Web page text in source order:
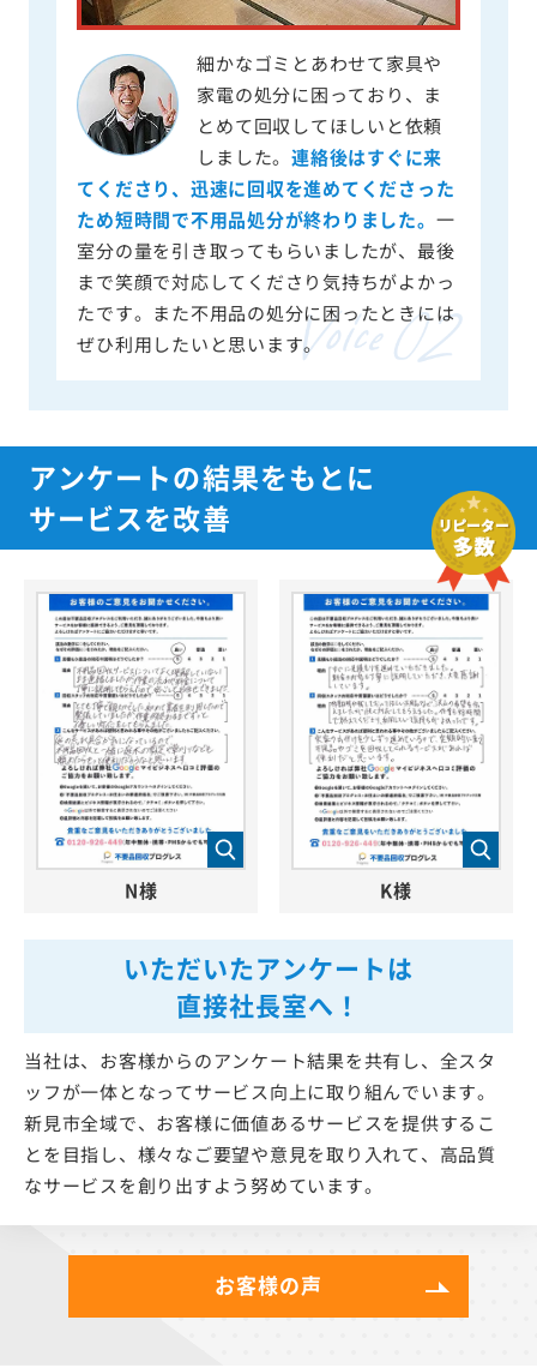
細かなゴミとあわせて家具や
家電の処分に困っており、ま
とめて回収してほしいと依頼
しました。連絡後はすぐに来
てくださり、迅速に回収を進めてくださった
ため短時間で不用品処分が終わりました。 一
室分の量を引き取ってもらいましたが、最後
まで笑顔で対応してくださり気持ちがよかっ
たです。また不用品の処分に困ったときには
ぜひ利用したいと思います。
アンケートの結果をもとに
サービスを改善
いただいたアンケートは
直接社長室へ！
当社は、お客様からのアンケート結果を共有し、全スタ
ッフが一体となってサービス向上に取り組んでいます。
新見市全域で、お客様に価値あるサービスを提供するこ
とを目指し、様々なご要望や意見を取り入れて、高品質
なサービスを創り出すよう努めています。
N様 K様
お客様の声